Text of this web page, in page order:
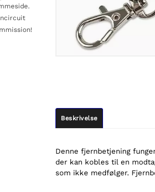
Beskrivelse
Denne fjernbetjening
der kan kobles til en
som ikke medfølger.